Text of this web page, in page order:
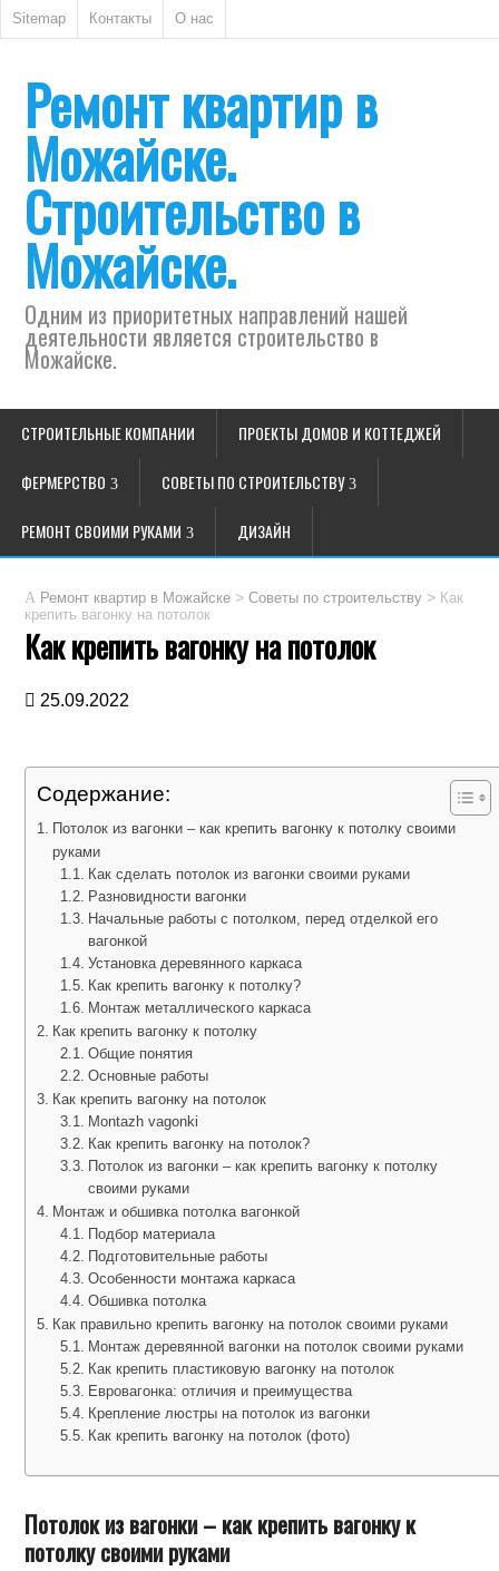
Sitemap Контакты О нас
Ремонт квартир в
Можайске.
Строительство в
Можайске.
Одним из приоритетных направлений нашей
деятельности является строительство в
Можайске.
СТРОИТЕЛЬНЫЕ КОМПАНИИ ПРОЕКТЫ ДОМОВ И КОТТЕДЖЕЙ
ФЕРМЕРСТВО СОВЕТЫ ПО СТРОИТЕЛЬСТВУ
РЕМОНТ СВОИМИ РУКАМИ ДИЗАЙН
Ремонт квартир в Можайске >Советы по строительству > Как
крепить вагонку на потолок
Как крепить вагонку на потолок
25.09.2022
Содержание:
Потолок из вагонки – как крепить вагонку к потолку своими
руками
Как сделать потолок из вагонки своими руками
Разновидности вагонки
Начальные работы с потолком, перед отделкой его
вагонкой
Установка деревянного каркаса
Как крепить вагонку к потолку?
Монтаж металлического каркаса
Как крепить вагонку к потолку
Общие понятия
Основные работы
Как крепить вагонку на потолок
Montazh vagonki
Как крепить вагонку на потолок?
Потолок из вагонки – как крепить вагонку к потолку
своими руками
Монтаж и обшивка потолка вагонкой
Подбор материала
Подготовительные работы
Особенности монтажа каркаса
Обшивка потолка
Как правильно крепить вагонку на потолок своими руками
Монтаж деревянной вагонки на потолок своими руками
Как крепить пластиковую вагонку на потолок
Евровагонка: отличия и преимущества
Крепление люстры на потолок из вагонки
Как крепить вагонку на потолок (фото)
Потолок из вагонки – как крепить вагонку к
потолку своими руками